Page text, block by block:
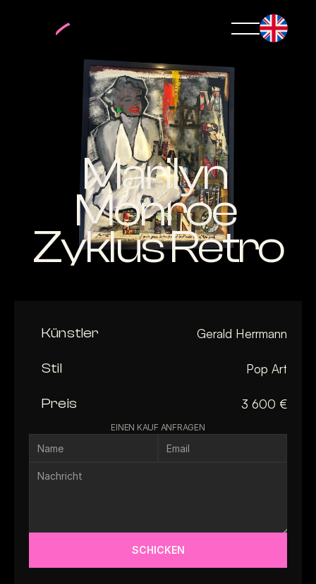
Marilyn
Monroe
Zyklus Retro
Künstler Gerald Herrmann
Stil Pop Art
Preis 3 600 €
EINEN KAUF ANFRAGEN
SCHICKEN